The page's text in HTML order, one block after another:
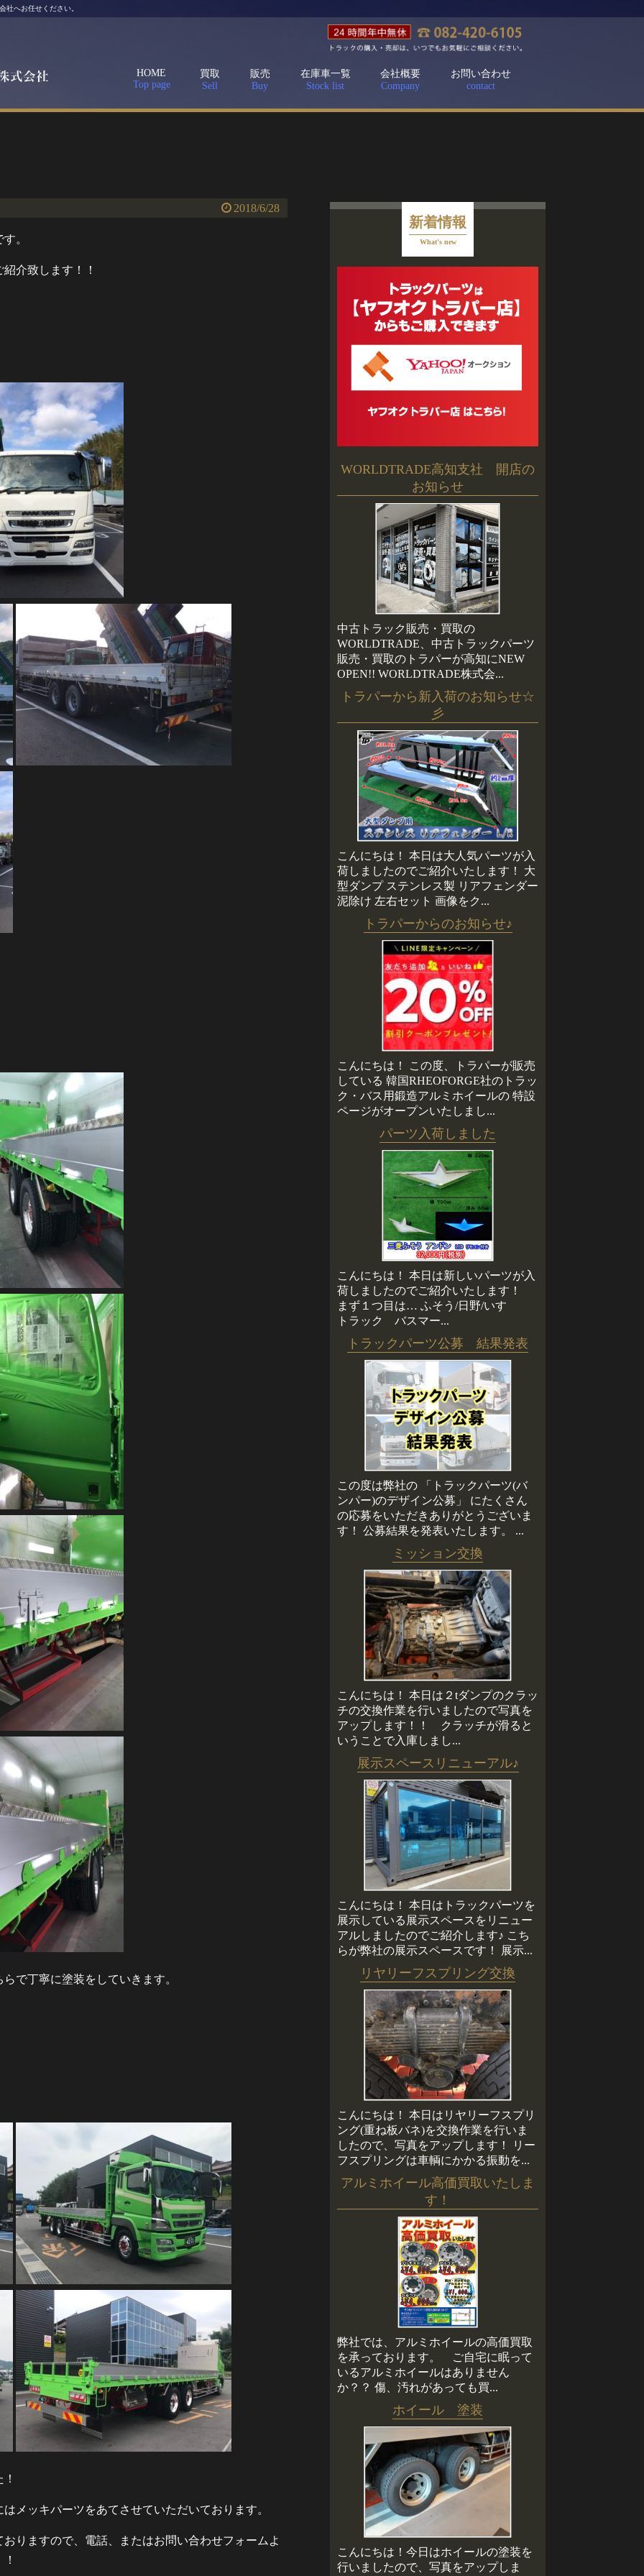
社へお任せください。
HOME
Top page
買取
Sell
販売
Buy
在庫車一覧
Stock list
会社概要
Company
お問い合わせ
contact
2018/6/28
。
介致します！！
で丁寧に塗装をしていきます。
メッキパーツをあてさせていただいております。
りますので、電話、またはお問い合わせフォームよ
新着情報
WORLDTRADE高知支社 開店の
お知らせ
中古トラック販売・買取の
WORLDTRADE、中古トラックパーツ
販売・買取のトラパーが高知にNEW
OPEN!! WORLDTRADE株式会...
トラパーから新入荷のお知らせ☆
彡
こんにちは！ 本日は大人気パーツが入
荷しましたのでご紹介いたします！ 大
型ダンプ ステンレス製 リアフェンダー
泥除け 左右セット 画像をク...
トラパーからのお知らせ♪
こんにちは！ この度、トラパーが販売
している 韓国RHEOFORGE社のトラッ
ク・バス用鍛造アルミホイールの 特設
ページがオープンいたしまし...
パーツ入荷しました
こんにちは！ 本日は新しいパーツが入
荷しましたのでご紹介いたします！
まず１つ目は… ふそう/日野/いすゞ
トラック バスマー...
トラックパーツ公募 結果発表
この度は弊社の 「トラックパーツ(バ
ンパー)のデザイン公募」 にたくさん
の応募をいただきありがとうございま
す！ 公募結果を発表いたします。 ...
ミッション交換
こんにちは！ 本日は２tダンプのクラッ
チの交換作業を行いましたので写真を
アップします！！ クラッチが滑ると
いうことで入庫しまし...
展示スペースリニューアル♪
こんにちは！ 本日はトラックパーツを
展示している展示スペースをリニュー
アルしましたのでご紹介します♪ こち
らが弊社の展示スペースです！ 展示...
リヤリーフスプリング交換
こんにちは！ 本日はリヤリーフスプリ
ング(重ね板バネ)を交換作業を行いま
したので、写真をアップします！ リー
フスプリングは車輌にかかる振動を...
アルミホイール高価買取いたしま
す！
弊社では、アルミホイールの高価買取
を承っております。 ご自宅に眠って
いるアルミホイールはありません
か？？ 傷、汚れがあっても買...
ホイール 塗装
こんにちは！今日はホイールの塗装を
行いましたので、写真をアップしま